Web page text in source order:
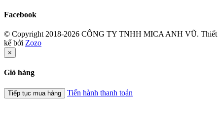
Facebook
© Copyright 2018-2026 CÔNG TY TNHH MICA ANH VŨ. Thiết
kế bởi Zozo
×
Giỏ hàng
Tiếp tục mua hàng Tiến hành thanh toán